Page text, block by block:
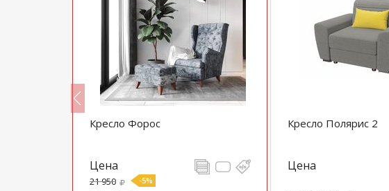
Кресло Форос
Цена
21 950 -5%
Кресло Полярис 2
Цена